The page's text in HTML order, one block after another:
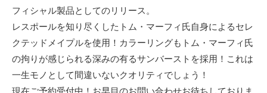
フィシャル製品としてのリリース。
レスポールを知り尽くしたトム・マーフィ氏自身によるセレ
クテッドメイプルを使用！カラーリングもトム・マーフィ氏
の拘りが感じられる深みの有るサンバーストを採用！これは
一生モノとして間違いないクオリティでしょう！